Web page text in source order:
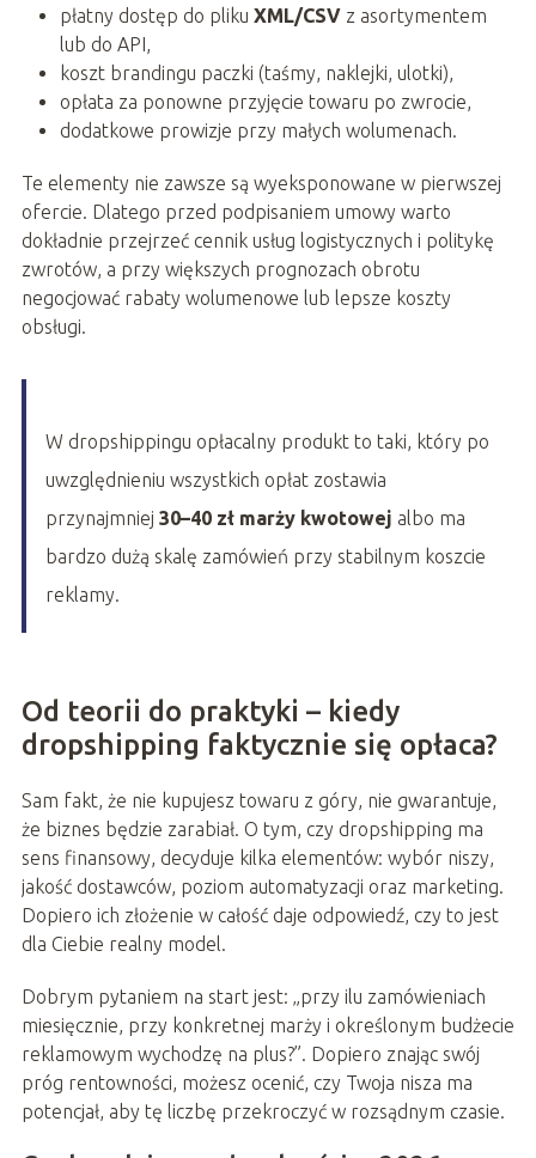
płatny dostęp do pliku XML/CSVz asortymentem
lub do API,
koszt brandingu paczki (taśmy, naklejki, ulotki),
opłata za ponowne przyjęcie towaru po zwrocie,
dodatkowe prowizje przy małych wolumenach.
Te elementy nie zawsze są wyeksponowane w pierwszej
ofercie. Dlatego przed podpisaniem umowy warto
dokładnie przejrzeć cennik usług logistycznych i politykę
zwrotów, a przy większych prognozach obrotu
negocjować rabaty wolumenowe lub lepsze koszty
obsługi.
W dropshippingu opłacalny produkt to taki, który po
uwzględnieniu wszystkich opłat zostawia
przynajmniej 30–40 zł marży kwotowej albo ma
bardzo dużą skalę zamówień przy stabilnym koszcie
reklamy.
Od teorii do praktyki – kiedy
dropshipping faktycznie się opłaca?
Sam fakt, że nie kupujesz towaru z góry, nie gwarantuje,
że biznes będzie zarabiał. O tym, czy dropshipping ma
sens finansowy, decyduje kilka elementów: wybór niszy,
jakość dostawców, poziom automatyzacji oraz marketing.
Dopiero ich złożenie w całość daje odpowiedź, czy to jest
dla Ciebie realny model.
Dobrym pytaniem na start jest: „przy ilu zamówieniach
miesięcznie, przy konkretnej marży i określonym budżecie
reklamowym wychodzę na plus?”. Dopiero znając swój
próg rentowności, możesz ocenić, czy Twoja nisza ma
potencjał, aby tę liczbę przekroczyć w rozsądnym czasie.